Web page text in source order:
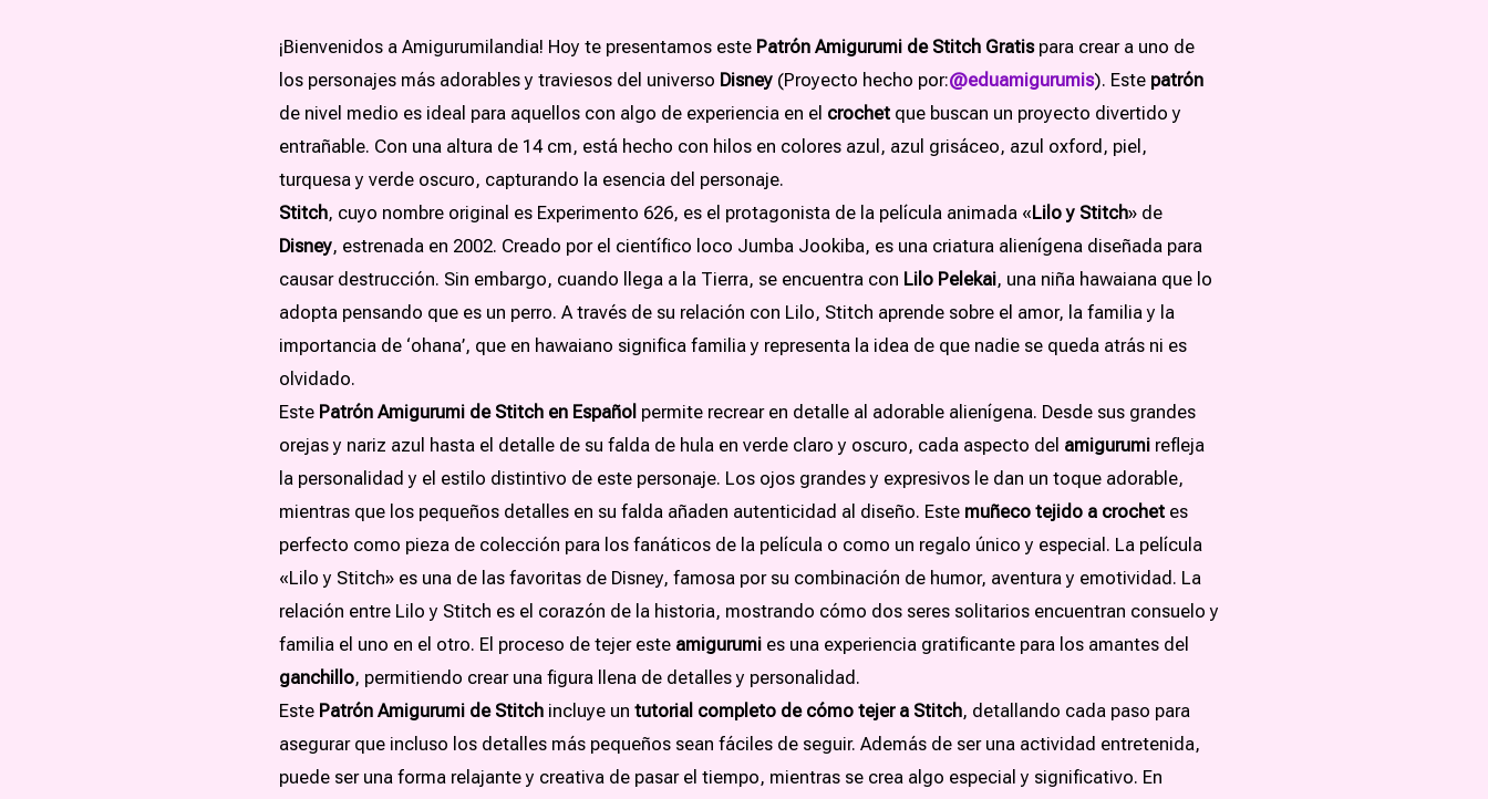
¡Bienvenidos a Amigurumilandia! Hoy te presentamos este Patrón Amigurumi de Stitch Gratispara crear a uno de
los personajes más adorables y traviesos del universo Disney (Proyecto hecho por:@eduamigurumis). Este patrón
de nivel medio es ideal para aquellos con algo de experiencia en el crochet que buscan un proyecto divertido y
entrañable. Con una altura de 14 cm, está hecho con hilos en colores azul, azul grisáceo, azul oxford, piel,
turquesa y verde oscuro, capturando la esencia del personaje.
Stitch, cuyo nombre original es Experimento 626, es el protagonista de la película animada «Lilo y Stitch» de
Disney, estrenada en 2002. Creado por el científico loco Jumba Jookiba, es una criatura alienígena diseñada para
causar destrucción. Sin embargo, cuando llega a la Tierra, se encuentra con Lilo Pelekai, una niña hawaiana que lo
adopta pensando que es un perro. A través de su relación con Lilo, Stitch aprende sobre el amor, la familia y la
importancia de ‘ohana’, que en hawaiano significa familia y representa la idea de que nadie se queda atrás ni es
olvidado.
Este Patrón Amigurumi de Stitch en Español permite recrear en detalle al adorable alienígena. Desde sus grandes
orejas y nariz azul hasta el detalle de su falda de hula en verde claro y oscuro, cada aspecto del amigurumi refleja
la personalidad y el estilo distintivo de este personaje. Los ojos grandes y expresivos le dan un toque adorable,
mientras que los pequeños detalles en su falda añaden autenticidad al diseño. Este muñeco tejido a crochet es
perfecto como pieza de colección para los fanáticos de la película o como un regalo único y especial. La película
«Lilo y Stitch» es una de las favoritas de Disney, famosa por su combinación de humor, aventura y emotividad. La
relación entre Lilo y Stitch es el corazón de la historia, mostrando cómo dos seres solitarios encuentran consuelo y
familia el uno en el otro. El proceso de tejer este amigurumi es una experiencia gratificante para los amantes del
ganchillo, permitiendo crear una figura llena de detalles y personalidad.
Este Patrón Amigurumi de Stitch incluye un tutorial completo de cómo tejer a Stitch, detallando cada paso para
asegurar que incluso los detalles más pequeños sean fáciles de seguir. Además de ser una actividad entretenida,
puede ser una forma relajante y creativa de pasar el tiempo, mientras se crea algo especial y significativo. En